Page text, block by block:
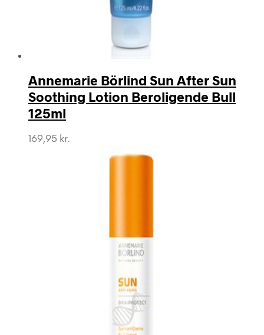
Annemarie Börlind Sun After Sun
Soothing Lotion Beroligende Bull
125ml
169,95 kr.